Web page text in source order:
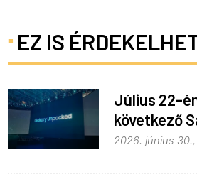
EZ IS
Július 22-
következő
Unpacked –
2026. június